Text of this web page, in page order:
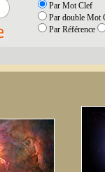
Par Mot Clef
Par double Mot
Par Référence